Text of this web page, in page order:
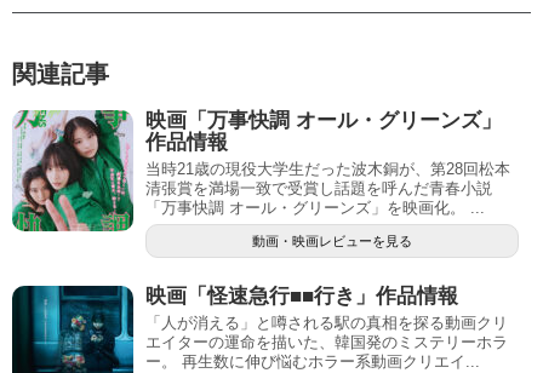
関連記事
映画「万事快調 オール・グリーンズ」
作品情報
当時21歳の現役大学生だった波木銅が、第28回松本
清張賞を満場一致で受賞し話題を呼んだ青春小説
「万事快調 オール・グリーンズ」を映画化。 ...
動画・映画レビューを見る
映画「怪速急行■■行き」作品情報
「人が消える」と噂される駅の真相を探る動画クリ
エイターの運命を描いた、韓国発のミステリーホラ
ー。 再生数に伸び悩むホラー系動画クリエイ...